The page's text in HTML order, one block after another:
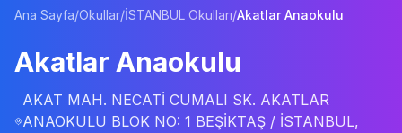
Okullar
Haberler
Blog
Ana Sayfa/Okullar/İSTANBUL Okulları/Akatlar Anaokulu
Akatlar Anaokulu
AKAT MAH. NECATİ CUMALI SK. AKATLAR
ANAOKULU BLOK NO: 1 BEŞİKTAŞ / İSTANBUL,